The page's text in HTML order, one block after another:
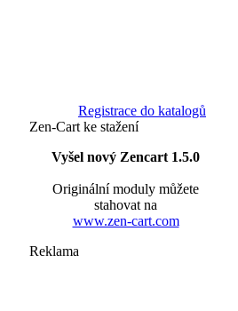
Registrace do katalogů
Zen-Cart ke stažení
Vyšel nový Zencart 1.5.0
Originální moduly můžete
stahovat na
www.zen-cart.com
Reklama